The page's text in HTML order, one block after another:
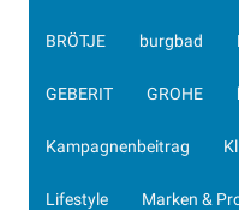
BRÖTJE burgbad
GEBERIT GROHE
Kampagnenbeitrag
Lifestyle Marken &